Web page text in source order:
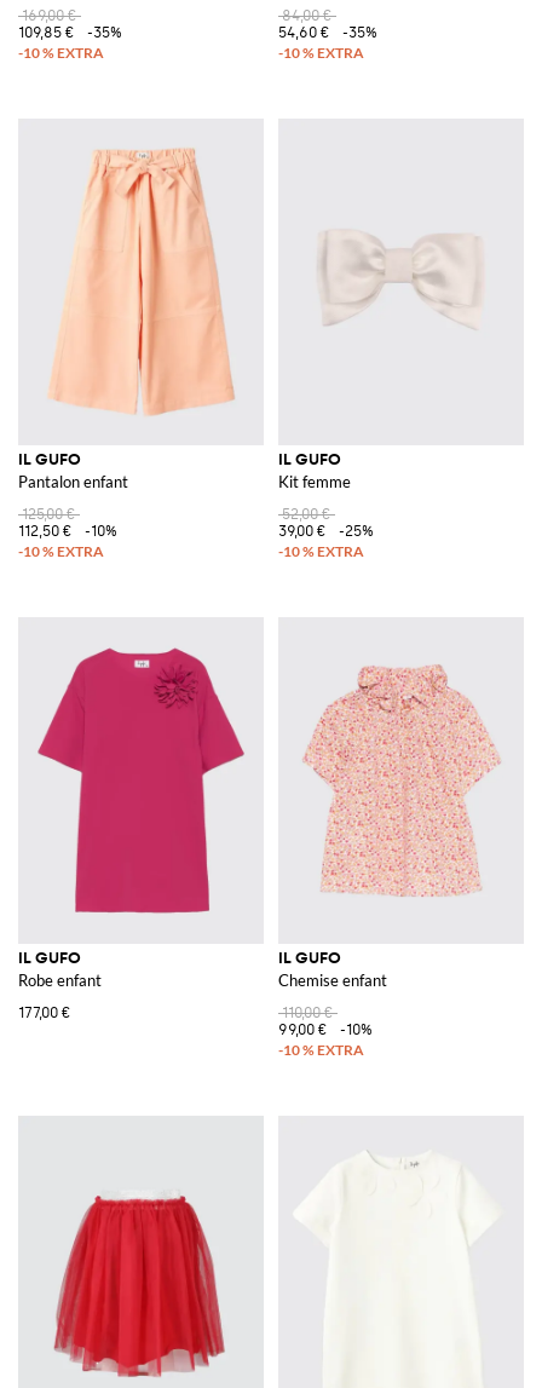
169,00 €
109,85 €
-35%
84,00 €
54,60 €
-35%
IL GUFO
Pantalon enfant
125,00 €
112,50 €
-10%
IL GUFO
Kit femme
52,00 €
39,00 €
-25%
IL GUFO
Robe enfant
177,00 €
IL GUFO
Chemise enfant
110,00 €
99,00 €
-10%